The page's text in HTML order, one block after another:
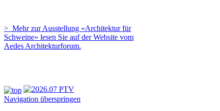
> Mehr zur Ausstellung «Architektur für
Schweine» lesen Sie auf der Website vom
Aedes Architekturforum.
Navigation überspringen